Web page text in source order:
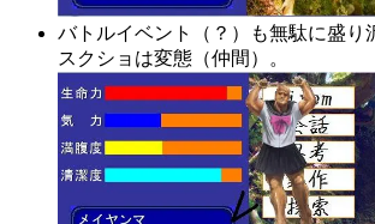
バトルイベント（？）も無駄に盛
スクショは変態（仲間）。